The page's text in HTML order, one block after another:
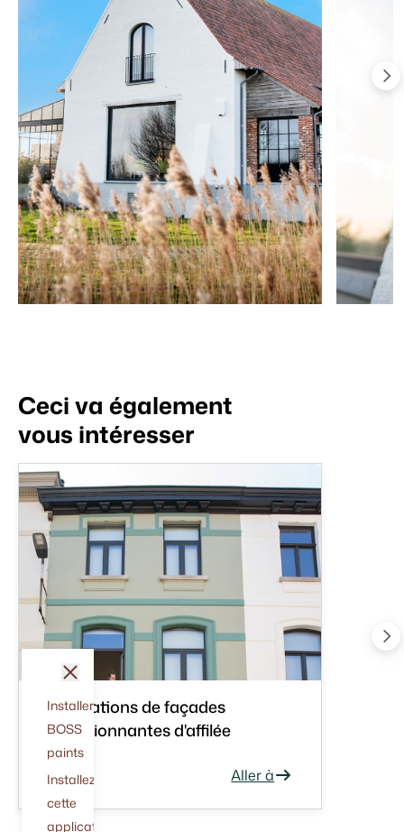
Ceci va également
vous intéresser
3 rénovations de façades
impressionnantes d'affilée
Aller à
Installer
BOSS
paints
Installez
cette
application
fermer